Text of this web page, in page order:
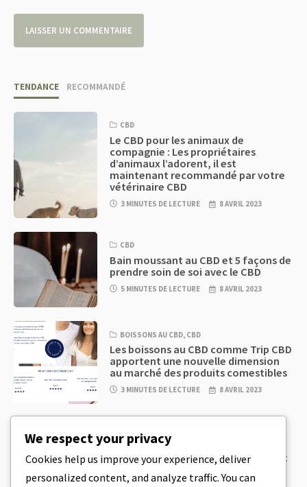
TENDANCE RECOMMANDÉ
CBD
Le CBD pour les animaux de
compagnie : Les propriétaires
d’animaux l’adorent, il est
maintenant recommandé par votre
vétérinaire CBD
3 MINUTES DE LECTURE 8 AVRIL 2023
CBD
Bain moussant au CBD et 5 façons de
prendre soin de soi avec le CBD
5 MINUTES DE LECTURE 8 AVRIL 2023
BOISSONS AU CBD, CBD
Les boissons au CBD comme Trip CBD
apportent une nouvelle dimension
au marché des produits comestibles
3 MINUTES DE LECTURE 8 AVRIL 2023
Pâte à biscuits au CBD et produits
comestibles au CBD incroyablement
simples à préparer à la maison
We respect your privacy
Cookies help us improve your experience, deliver
personalized content, and analyze traffic. You can